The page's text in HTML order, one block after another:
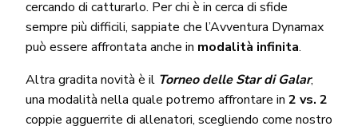
cercando di catturarlo. Per chi è in cerca di sfide
sempre più difficili, sappiate che l’Avventura Dynamax
può essere affrontata anche in modalità infinita.
Altra gradita novità è il Torneo delle Star di Galar,
una modalità nella quale potremo affrontare in2 vs. 2
coppie agguerrite di allenatori, scegliendo come nostro